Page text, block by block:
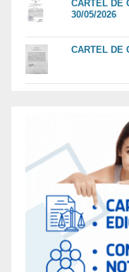
CARTEL DE
30/05/2026
CARTEL DE